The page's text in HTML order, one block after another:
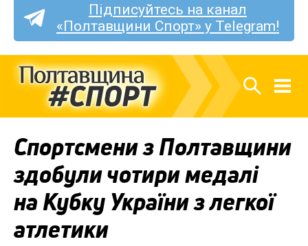
Підписуйтесь на канал
«Полтавщини Спорт» у Telegram!
Спортсмени з Полтавщини
здобули чотири медалі
на Кубку України з легкої
атлетики